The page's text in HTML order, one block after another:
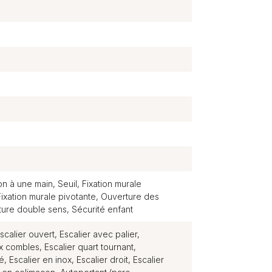
à une main, Seuil, Fixation murale
murale pivotante, Ouverture des
double sens, Sécurité enfant
ouvert, Escalier avec palier,
combles, Escalier quart tournant,
Escalier en inox, Escalier droit, Escalier